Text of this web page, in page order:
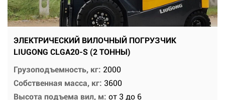
ЭЛЕКТРИЧЕСКИЙ ВИЛОЧНЫЙ ПОГРУЗЧИК
LIUGONG CLGA20-S (2 ТОННЫ)
Грузоподъемность, кг: 2000
Собственная масса, кг: 3600
Высота подъема вил, м: от 3 до 6